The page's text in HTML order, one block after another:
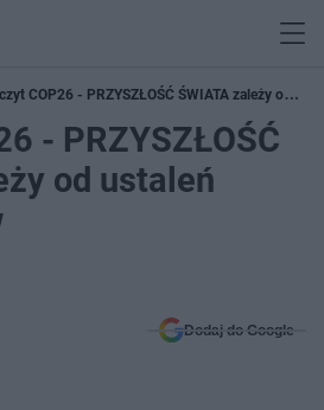
COP26 - PRZYSZŁOŚĆ ŚWIATA zależy od
- PRZYSZŁOŚĆ
od ustaleń
Dodaj do Google